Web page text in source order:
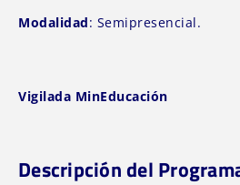
Modalidad: Semipresencial.
Vigilada MinEducación
Descripción del